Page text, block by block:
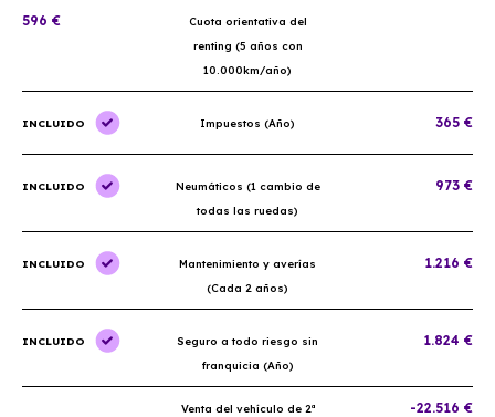
596 €
Cuota orientativa del
renting (5 años con
10.000km/año)
INCLUIDO Impuestos (Año) 365 €
INCLUIDO
Neumáticos (1 cambio de
todas las ruedas)
973 €
INCLUIDO
Mantenimiento y averías
(Cada 2 años)
1.216 €
INCLUIDO
Seguro a todo riesgo sin
franquicia (Año)
1.824 €
Venta del vehículo de 2ª
-22.516 €